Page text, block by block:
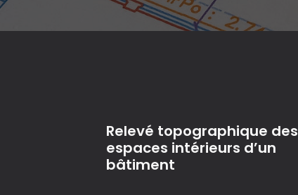
Relevé topographique des
espaces intérieurs d’un
bâtiment